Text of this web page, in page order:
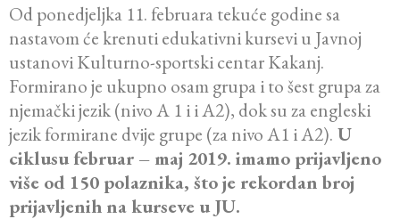
Od ponedjeljka 11. februara tekuće godine sa
nastavom će krenuti edukativni kursevi u Javnoj
ustanovi Kulturno-sportski centar Kakanj.
Formirano je ukupno osam grupa i to šest grupa za
njemački jezik (nivo A 1 i i A2), dok su za engleski
jezik formirane dvije grupe (za nivo A1 i A2). U
ciklusu februar – maj 2019. imamo prijavljeno
više od 150 polaznika, što je rekordan broj
prijavljenih na kurseve u JU.